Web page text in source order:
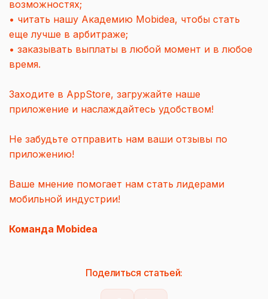
Поделиться статьей:
возможностях;
• читать нашу Академию Mobidea, чтобы стать
еще лучше в арбитраже;
• заказывать выплаты в любой момент и в любое
время.
Заходите в AppStore, загружайте наше
приложение и наслаждайтесь удобством!
Не забудьте отправить нам ваши отзывы по
приложению!
Ваше мнение помогает нам стать лидерами
мобильной индустрии!
Команда Mobidea